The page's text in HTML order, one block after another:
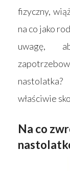
fizyczny,
na co jako
uwagę,
właściwie
Na co